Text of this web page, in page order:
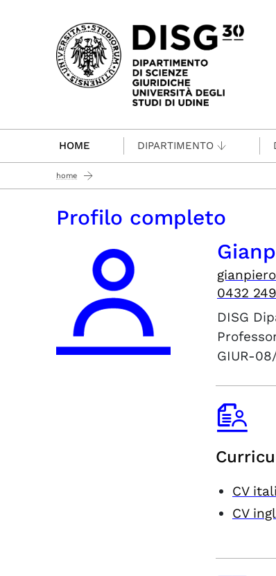
Passa al contenuto principale
HOME DIPARTIMENTO
home
Profilo completo
0432
DISG
GIUR-
CV
CV